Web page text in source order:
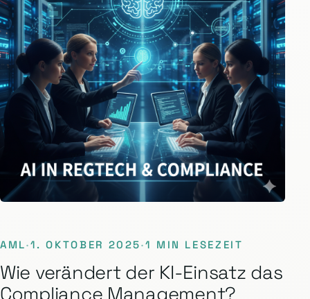
AML·1. OKTOBER 2025·1 MIN LESEZEIT
Wie verändert der KI-Einsatz das
Compliance Management?